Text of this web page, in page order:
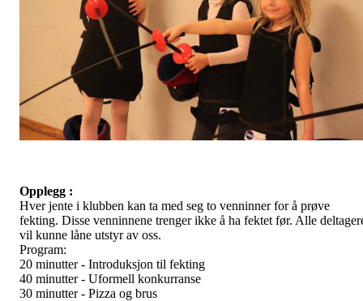
Opplegg :
Hver jente i klubben kan ta med seg to venninner for å prøve
fekting. Disse venninnene trenger ikke å ha fektet før. Alle
vil kunne låne utstyr av oss.
Program:
20 minutter - Introduksjon til fekting
40 minutter - Uformell konkurranse
30 minutter - Pizza og brus